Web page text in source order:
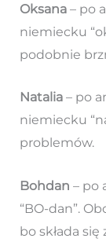
Oksana– po
niemiecku
podobnie
Natalia– po
niemiecku
problemów.
Bohdan – po
“BO-dan”.
bo składa